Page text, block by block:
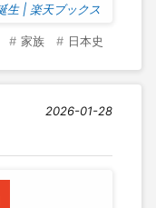
生 | 楽天ブックス
家族 日本史
2026-01-28